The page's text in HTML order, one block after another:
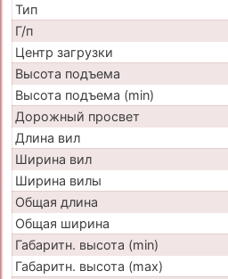
Тип
Г/п
Центр загрузки
Высота подъема
Высота подъема (min)
Дорожный просвет
Длина вил
Ширина вил
Ширина вилы
Общая длина
Общая ширина
Габаритн. высота (min)
Габаритн. высота (max)